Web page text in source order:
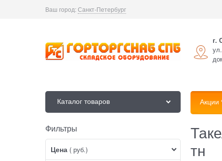
Ваш город:Санкт-Петербург
г.
Каталог товаров Акции
Фильтры
Цена ( руб.)
Найдено товаров:
тн